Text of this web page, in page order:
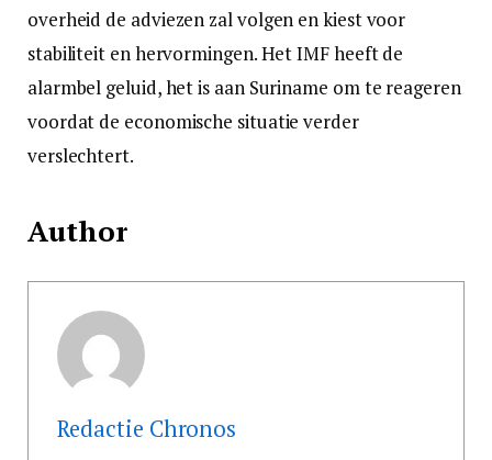
overheid de adviezen zal volgen en kiest voor
stabiliteit en hervormingen. Het IMF heeft de
alarmbel geluid, het is aan Suriname om te reageren
voordat de economische situatie verder
verslechtert.
Author
Redactie Chronos